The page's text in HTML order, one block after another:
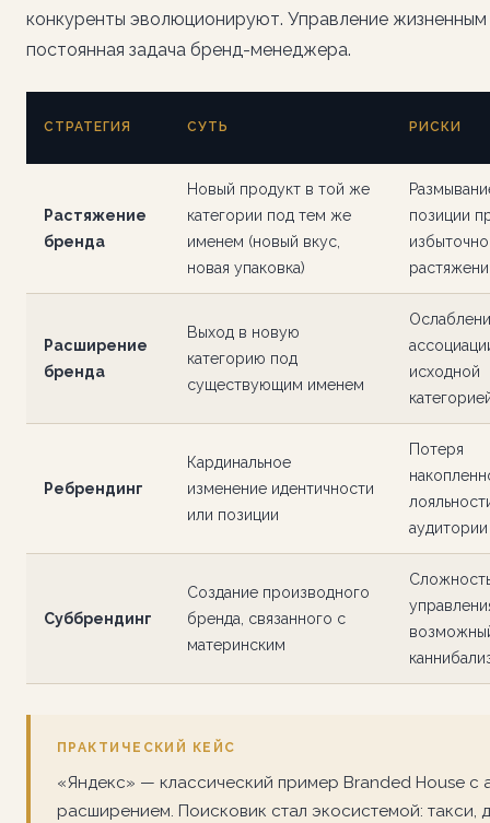
конкуренты эволюционируют. Управление
постоянная задача бренд-менеджера.
СТРАТЕГИЯ СУТЬ РИСКИ
Растяжение
бренда
Новый продукт в той же
категории под тем же
именем (новый вкус,
новая упаковка)
позиции
Расширение
бренда
Выход в новую
категорию под
существующим именем
исходной
Ребрендинг
Кардинальное
изменение идентичности
или позиции
Потеря
аудитории
Суббрендинг
Создание производного
бренда, связанного с
материнским
ПРАКТИЧЕСКИЙ КЕЙС
«Яндекс» — классический пример Branded House с
расширением. Поисковик стал экосистемой: такси,